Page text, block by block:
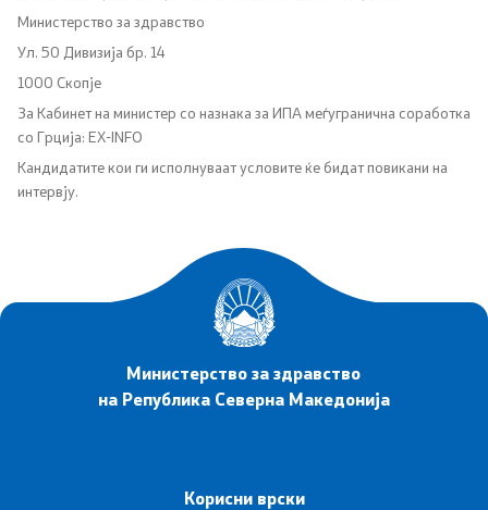
Интервјуа
Прес-конференции
Слободен пристап до информации од јавен карактер
Доктори од дијаспората – изразување интерес
Министерство за здравство
Ул. 50 Дивизија бр. 14
1000 Скопје
За Kабинет на министер со назнака за ИПА меѓугранична соработка
со Грција: EX-INFO
Кандидатите кои ги исполнуваат условите ќе бидат повикани на
интервју.
Министерство за здравство
на Република Северна Македонија
Корисни врски